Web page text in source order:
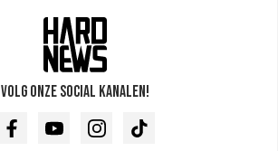
Volg onze social kanalen!
FacebookYoutubeInstagramTikTok